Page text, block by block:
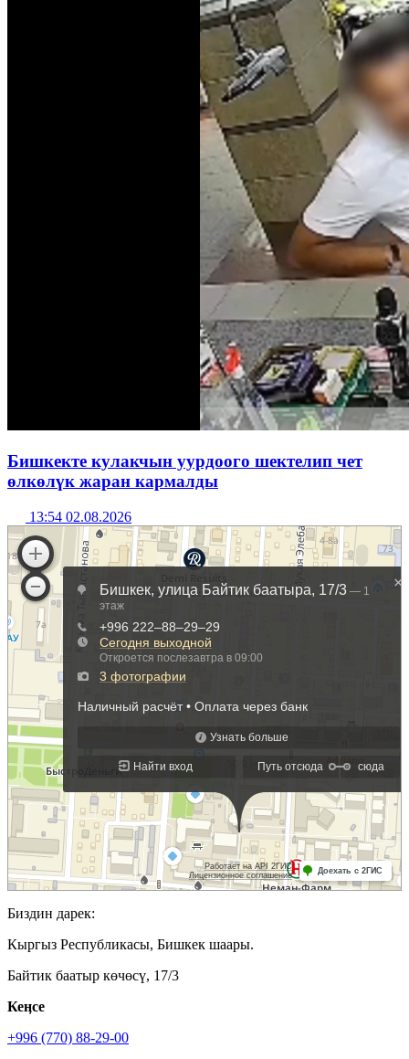
Бишкекте кулакчын уурдоого шектелип чет
өлкөлүк жаран кармалды
13:54 02.08.2026
Биздин дарек:
Кыргыз Республикасы, Бишкек шаары.
Байтик баатыр көчөсү, 17/3
Кеӊсе
+996 (770) 88-29-00